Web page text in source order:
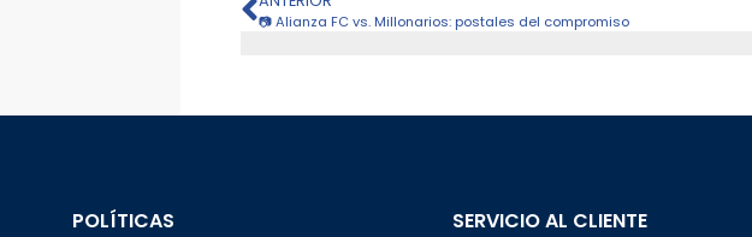
📷 Alianza FC vs. Millonarios: postales del compromiso
POLÍTICAS SERVICIO AL CLIENTE